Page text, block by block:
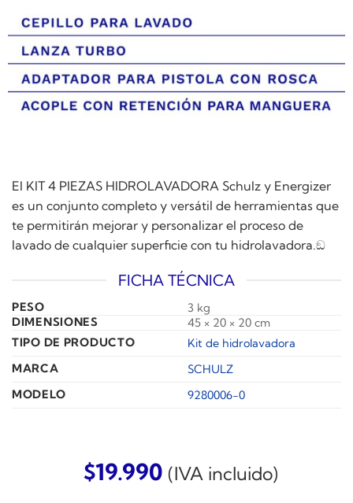
El KIT 4 PIEZAS HIDROLAVADORA Schulz y Energizer
es un conjunto completo y versátil de herramientas que
te permitirán mejorar y personalizar el proceso de
lavado de cualquier superficie con tu hidrolavadora.ඞ
FICHA TÉCNICA
PESO
3 kg
DIMENSIONES
45 × 20 × 20 cm
TIPO DE PRODUCTO
Kit de hidrolavadora
MARCA
SCHULZ
MODELO
9280006-0
$19.990 (IVA incluido)